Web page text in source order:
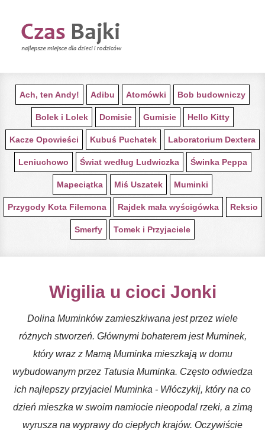
STRONA GŁÓWNA Z BAJKAMI
Ach, ten Andy! Adibu Atomówki Bob budowniczy
Bolek i Lolek Domisie Gumisie Hello Kitty
Kacze Opowieści Kubuś Puchatek Laboratorium Dextera
Leniuchowo Świat według Ludwiczka Świnka Peppa
Mapeciątka Miś Uszatek Muminki
Przygody Kota Filemona Rajdek mała wyścigówka Reksio
Smerfy Tomek i Przyjaciele
Wigilia u cioci Jonki
Dolina Muminków zamieszkiwana jest przez wiele
różnych stworzeń. Głównymi bohaterem jest Muminek,
który wraz z Mamą Muminka mieszkają w domu
wybudowanym przez Tatusia Muminka. Często odwiedza
ich najlepszy przyjaciel Muminka - Włóczykij, który na co
dzień mieszka w swoim namiocie nieopodal rzeki, a zimą
wyrusza na wyprawy do ciepłych krajów. Oczywiście